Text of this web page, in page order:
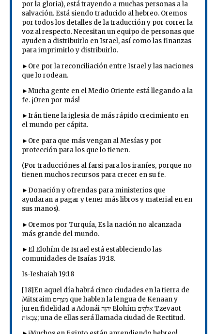
por la gloria), está trayendo a muchas personas a la
salvación. Está siendo traducido al hebreo. Oremos
por todos los detalles de la traducción y por correr la
voz al respecto. Necesitan un equipo de personas que
ayuden a distribuirlo en Israel, así como las finanzas
para imprimirlo y distribuirlo.
►Ore por la reconciliación entre Israel y las naciones
que lo rodean.
►Mucha gente en el Medio Oriente está llegando a la
fe. ¡Oren por más!
►Irán tiene la iglesia de más rápido crecimiento en
el mundo per cápita.
►Ore para que más vengan al Mesías y por
protección para los que lo tienen.
(Por traducciónes al farsi para los iraníes, porque no
tienen muchos recursos para crecer en su fe.
►Donación y ofrendas para ministerios que
ayudaran a pagar y tener más libros y material en en
sus manos).
►Oremos por Turquía, Es la nación no alcanzada
más grande del mundo.
►El Elohím de Israel está estableciendo las
comunidades de Isaías 19:18.
Is-Ieshaiah 19:18
[18]En aquel día habrá cinco ciudades en la tierra de
Mitsraim מִצְרַיִם que hablen la lengua de Kenaan y
juren fidelidad a Adonái יְהוָה Elohím אֱלֹהִים Tzevaot
צְבָאוֹת; una de ellas será llamada ciudad de Rectitud.